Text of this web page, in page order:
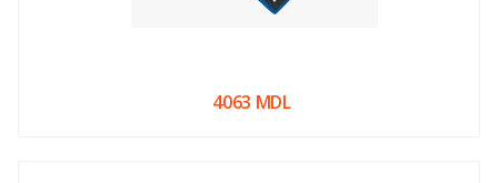
4063 MDL